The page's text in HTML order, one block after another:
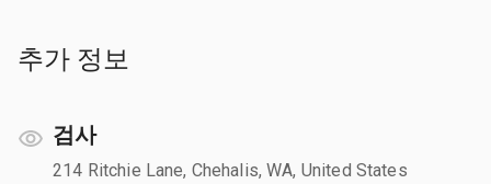
추가 정보
검사
214 Ritchie Lane, Chehalis, WA, United States